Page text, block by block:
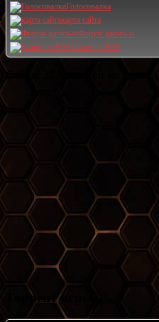
Голосовалка
карта сайта
Форум games-st
Games-st RSS
Сейчас 327 гостей и ни
Торрент игры